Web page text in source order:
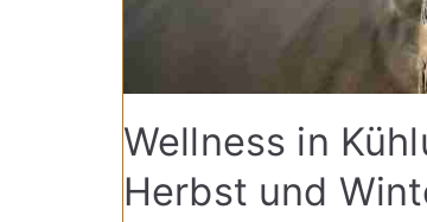
Wellness in
Herbst und